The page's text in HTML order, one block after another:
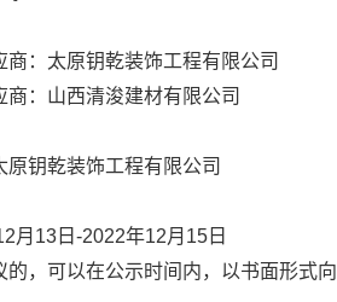
： 太原钥乾装饰工程有限公司
： 山西清浚建材有限公司
原钥乾装饰工程有限公司
月 13 日-2022年12月 15 日
的，可以在公示时间内，以书面形式向